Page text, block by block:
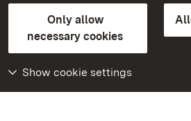
Only allow
necessary cookies
Show cookie settings
State Palaces and Gardens of
Contact usFAQMasthead
Declaration on barrier-free access
BITV-konform (geprüfte Seiten)